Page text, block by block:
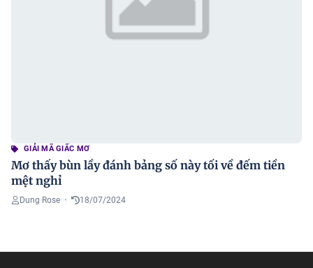
GIẢI MÃ GIẤC MƠ
Mơ thấy bùn lầy đánh bảng số này tối về đếm tiền
mệt nghỉ
Dung Rose • 18/07/2024